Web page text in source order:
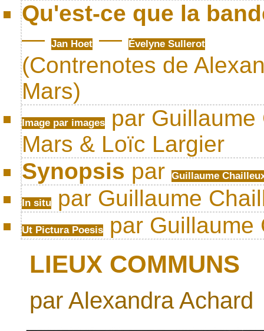
Qu'est-ce que la
— Jan Hoet — Évelyne Sullerot
(Contrenotes de
Mars)
Image par images
par
Mars & Loïc Largier
Synopsis par Guillaume
In situ par Guillaume
Ut Pictura Poesis par Guillaume
LIEUX COMMUNS
par Alexandra Achard